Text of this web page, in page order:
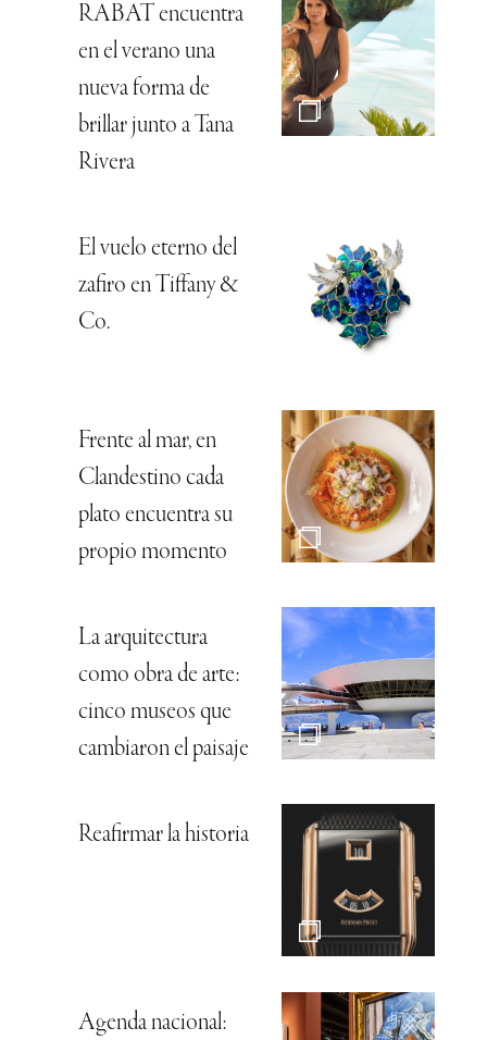
RABAT encuentra
en el verano una
nueva forma de
brillar junto a Tana
Rivera
El vuelo eterno del
zafiro en Tiffany &
Co.
Frente al mar, en
Clandestino cada
plato encuentra su
propio momento
La arquitectura
como obra de arte:
cinco museos que
cambiaron el paisaje
Reafirmar la historia
Agenda nacional: